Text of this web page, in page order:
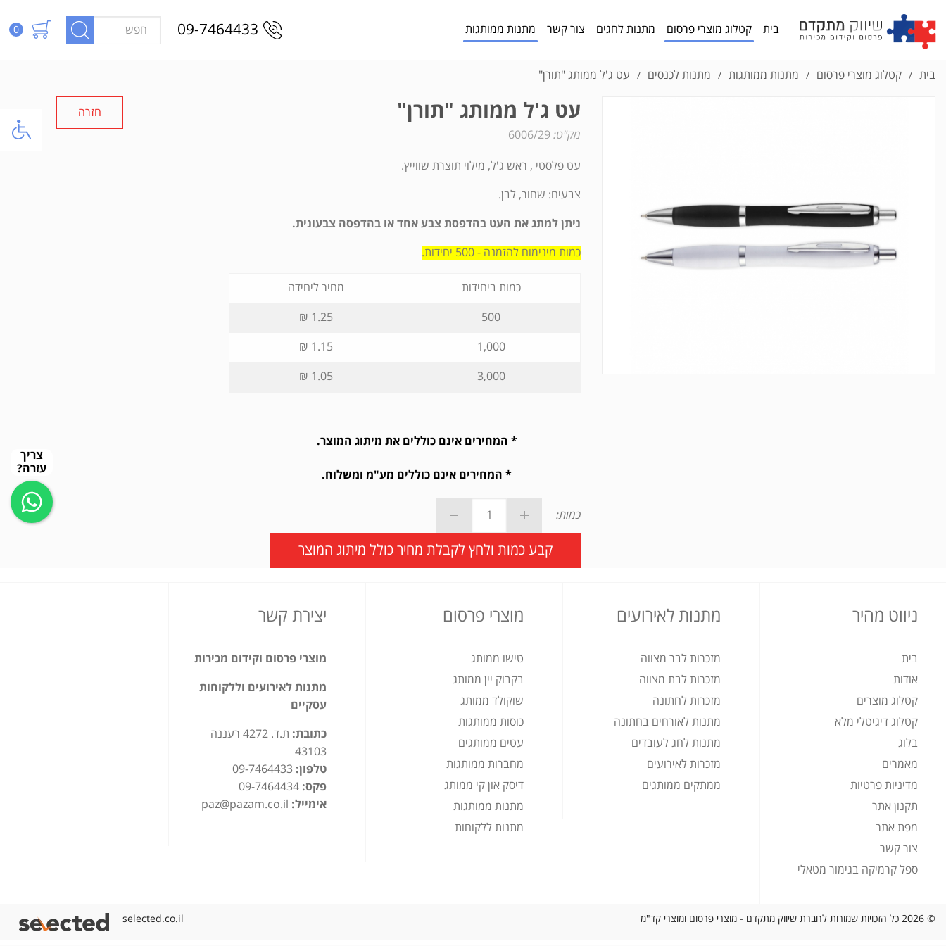
צריך
עזרה?
בית קטלוג מוצרי פרסום מתנות לחגים צור קשר מתנות ממותגות 0 09-7464433
בית / קטלוג מוצרי פרסום / מתנות ממותגות / מתנות לכנסים / עט ג'ל ממותג "תורן"
חזרה עט ג'ל ממותג "תורן"
מק"ט: 6006/29
עט פלסטי , ראש ג'ל, מילוי תוצרת שווייץ.
צבעים: שחור, לבן.
ניתן למתג את העט בהדפסת צבע אחד או בהדפסה צבעונית.
כמות מינימום להזמנה - 500 יחידות.
כמות ביחידות מחיר ליחידה
500
1.25 ₪
1,000
1.15 ₪
3,000
1.05 ₪
* המחירים אינם כוללים את מיתוג המוצר.
* המחירים אינם כוללים מע"מ ומשלוח.
כמות:
קבע כמות ולחץ לקבלת מחיר כולל מיתוג המוצר
ניווט מהיר
בית
אודות
קטלוג מוצרים
קטלוג דיגיטלי מלא
בלוג
מאמרים
מדיניות פרטיות
תקנון אתר
מפת אתר
צור קשר
ספל קרמיקה בגימור מטאלי
מתנות לאירועים
מזכרות לבר מצווה
מזכרות לבת מצווה
מזכרות לחתונה
מתנות לאורחים בחתונה
מתנות לחג לעובדים
מזכרות לאירועים
ממתקים ממותגים
מוצרי פרסום
טישו ממותג
בקבוק יין ממותג
שוקולד ממותג
כוסות ממותגות
עטים ממותגים
מחברות ממותגות
דיסק און קי ממותג
מתנות ממותגות
מתנות ללקוחות
יצירת קשר
מוצרי פרסום וקידום מכירות
מתנות לאירועים וללקוחות
עסקיים
כתובת:
ת.ד. 4272 רעננה
43103
טלפון: 09-7464433
פקס:
אימייל:
selected.co.il © 2026 כל הזכויות שמורות לחברת שיווק מתקדם - מוצרי פרסום ומוצרי קד"מ